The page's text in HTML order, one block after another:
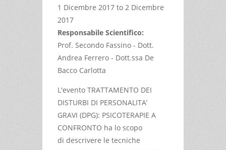
1 Dicembre 2017 to 2 Dicembre
2017
Responsabile Scientifico:
Prof. Secondo Fassino - Dott.
Andrea Ferrero - Dott.ssa De
Bacco Carlotta
L'evento TRATTAMENTO DEI
DISTURBI DI PERSONALITA’
GRAVI (DPG): PSICOTERAPIE A
CONFRONTO ha lo scopo
di descrivere le tecniche